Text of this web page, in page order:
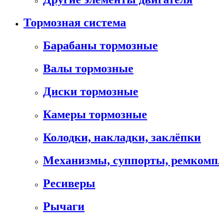
Тормозная система
Барабаны тормозные
Валы тормозные
Диски тормозные
Камеры тормозные
Колодки, накладки, заклёпки
Механизмы, суппорты,
Ресиверы
Рычаги